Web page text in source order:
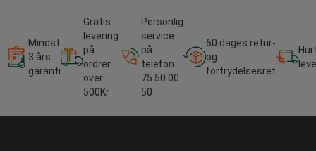
Mindst
3 års
garanti
Gratis
levering
på
ordrer
over
500Kr
Personlig
service
på
telefon
75 50 00
50
60 dages retur-
og
fortrydelsesret